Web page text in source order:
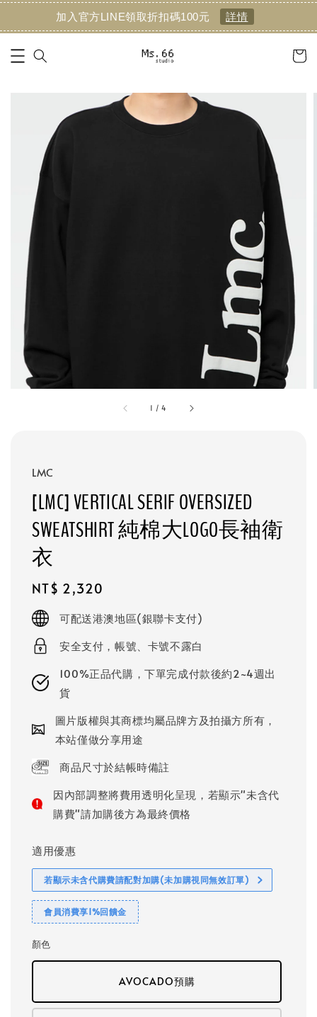
加入官方LINE領取折扣碼100元 詳情
1 /4
LMC
[LMC] VERTICAL SERIF OVERSIZED
SWEATSHIRT 純棉大LOGO長袖衛
衣
Regular
price
NT$ 2,320
可配送港澳地區(銀聯卡支付)
安全支付，帳號、卡號不露白
100%正品代購，下單完成付款後約2~4週出
貨
圖片版權與其商標均屬品牌方及拍攝方所有，
本站僅做分享用途
商品尺寸於結帳時備註
因內部調整將費用透明化呈現，若顯示"未含代
購費"請加購後方為最終價格
適用優惠
若顯示未含代購費請配對加購(未加購視同無效訂單)
會員消費享1%回饋金
顏色
AVOCADO預購